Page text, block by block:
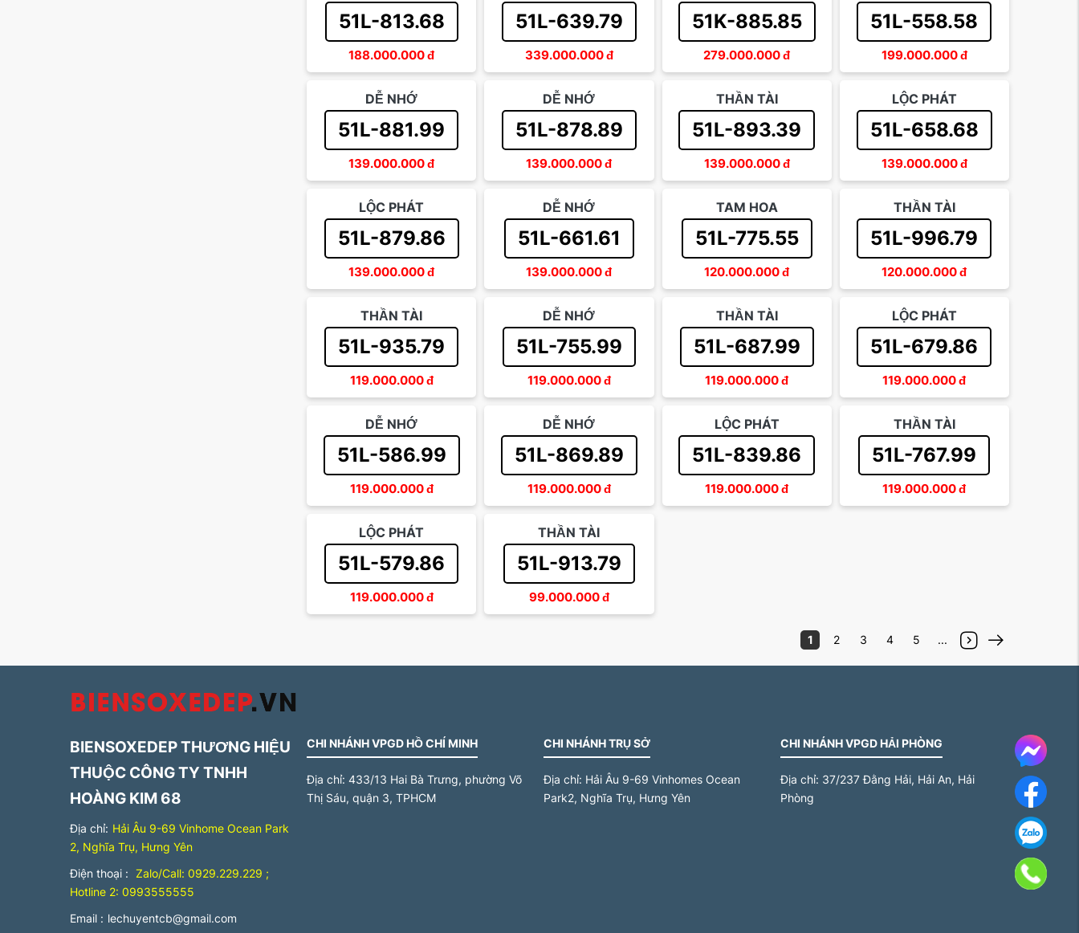
51L-813.68
188.000.000đ
51L-639.79
339.000.000đ
51K-885.85
279.000.000đ
51L-558.58
199.000.000đ
DỄ NHỚ
51L-881.99
139.000.000đ
DỄ NHỚ
51L-878.89
139.000.000đ
THẦN TÀI
51L-893.39
139.000.000đ
LỘC PHÁT
51L-658.68
139.000.000đ
LỘC PHÁT
51L-879.86
139.000.000đ
DỄ NHỚ
51L-661.61
139.000.000đ
TAM HOA
51L-775.55
120.000.000đ
THẦN TÀI
51L-996.79
120.000.000đ
THẦN TÀI
51L-935.79
119.000.000đ
DỄ NHỚ
51L-755.99
119.000.000đ
THẦN TÀI
51L-687.99
119.000.000đ
LỘC PHÁT
51L-679.86
119.000.000đ
DỄ NHỚ
51L-586.99
119.000.000đ
DỄ NHỚ
51L-869.89
119.000.000đ
LỘC PHÁT
51L-839.86
119.000.000đ
THẦN TÀI
51L-767.99
119.000.000đ
LỘC PHÁT
51L-579.86
119.000.000đ
THẦN TÀI
51L-913.79
99.000.000đ
1 2 3 4 5 ...
BIENSOXEDEP THƯƠNG HIỆU
THUỘC CÔNG TY TNHH
HOÀNG KIM 68
Địa chỉ: Hải Âu 9-69 Vinhome Ocean Park
2, Nghĩa Trụ, Hưng Yên
Điện thoại : Zalo/Call: 0929.229.229 ;
Hotline 2: 0993555555
Email : lechuyentcb@gmail.com
CHI NHÁNH VPGD HỒ CHÍ MINH
Địa chỉ: 433/13 Hai Bà Trưng, phường Võ
Thị Sáu, quận 3, TPHCM
CHI NHÁNH TRỤ SỞ
Địa chỉ: Hải Âu 9-69 Vinhomes Ocean
Park2, Nghĩa Trụ, Hưng Yên
CHI NHÁNH VPGD HẢI PHÒNG
Địa chỉ: 37/237 Đằng Hải, Hải An, Hải
Phòng